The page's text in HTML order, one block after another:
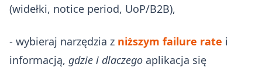
(widełki, notice period, UoP/B2B),
- wybieraj narzędzia z niższym failure rate i
informacją, gdzie i dlaczego aplikacja się